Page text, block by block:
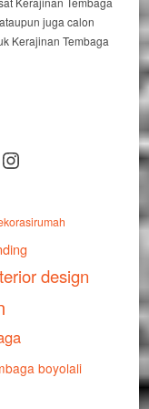
juga calon
Kerajinan Tembaga
Instagram
design
boyolali